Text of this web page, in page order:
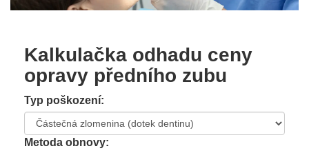
Kalkulačka odhadu ceny
opravy předního zubu
Typ poškození:
Metoda obnovy: